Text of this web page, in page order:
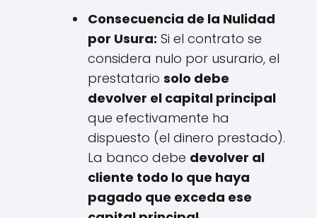
Consecuencia de la Nulidad
por Usura: Si el contrato se
considera nulo por usurario, el
prestatario solo debe
devolver el capital principal
que efectivamente ha
dispuesto (el dinero prestado).
La banco debe devolver al
cliente todo lo que haya
pagado que exceda ese